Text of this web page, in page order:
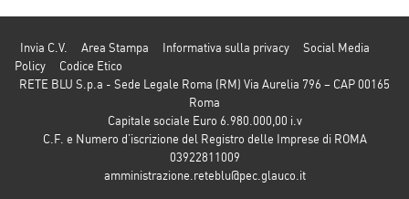
Invia C.V. Area Stampa Informativa sulla privacy
Social Media
Policy
Codice Etico
RETE BLU S.p.a - Sede Legale Roma (RM) Via Aurelia 796 – CAP 00165
Roma
Capitale sociale Euro 6.980.000,00 i.v
C.F. e Numero d’iscrizione del Registro delle Imprese di ROMA
03922811009
amministrazione.reteblu@pec.glauco.it